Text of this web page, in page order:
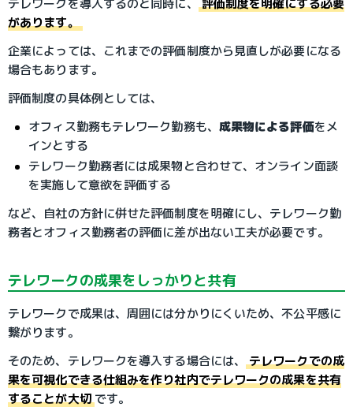
テレワークを導入するのと同時に、
評価制度を明確にする必要
があります。
企業によっては、これまでの評価制度から見直しが必要になる
場合もあります。
評価制度の具体例としては、
オフィス勤務もテレワーク勤務も、 成果物による評価をメ
インとする
テレワーク勤務者には成果物と合わせて、オンライン面談
を実施して意欲を評価する
など、自社の方針に併せた評価制度を明確にし、テレワーク勤
務者とオフィス勤務者の評価に差が出ない工夫が必要です。
テレワークの成果をしっかりと共有
テレワークで成果は、周囲には分かりにくいため、不公平感に
繋がります。
そのため、テレワークを導入する場合には、
テレワークでの成
果を可視化できる仕組みを作り社内でテレワークの成果を共有
することが大切です。